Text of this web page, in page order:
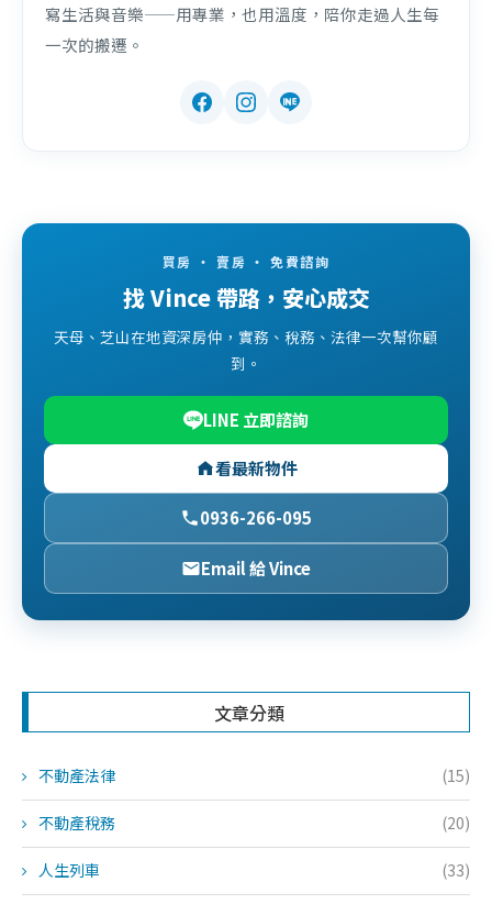
寫生活與音樂——用專業，也用溫度，陪你走過人生每
一次的搬遷。
買房 ・ 賣房 ・ 免費諮詢
找 Vince 帶路，安心成交
天母、芝山在地資深房仲，實務、稅務、法律一次幫你顧
到。
LINE 立即諮詢
看最新物件
0936-266-095
Email 給 Vince
文章分類
不動產法律 (15)
不動產稅務 (20)
人生列車 (33)